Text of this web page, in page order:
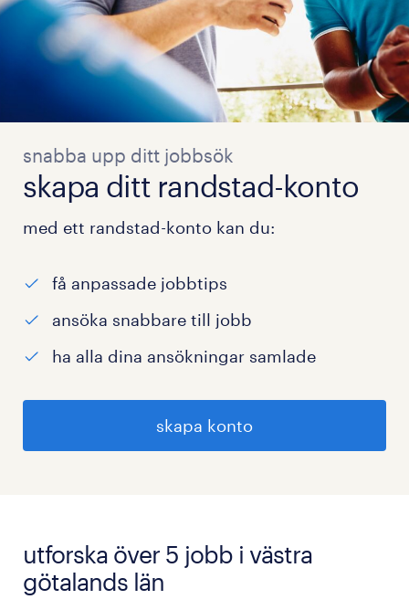
snabba upp ditt jobbsök
skapa ditt randstad-konto
med ett randstad-konto kan du:
få anpassade jobbtips
ansöka snabbare till jobb
ha alla dina ansökningar samlade
skapa konto
utforska över 5 jobb i västra
götalands län